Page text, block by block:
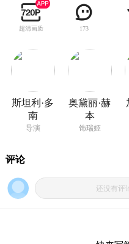
查尔斯遇
工汉密尔
斯葬礼上
·肯尼迪
密尔顿要
救美。正
害，矛头
空前危机。
超清画质 173
斯坦利·多
南
导演
奥黛丽·赫
本
饰瑞姬